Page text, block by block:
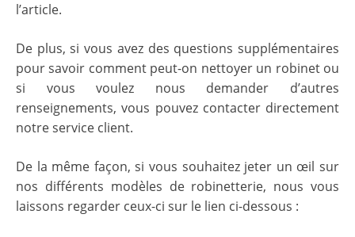
l’article.
De plus, si vous avez des questions supplémentaires
pour savoir comment peut-on nettoyer un robinet ou
si vous voulez nous demander d’autres
renseignements, vous pouvez contacter directement
notre service client.
De la même façon, si vous souhaitez jeter un œil sur
nos différents modèles de robinetterie, nous vous
laissons regarder ceux-ci sur le lien ci-dessous :